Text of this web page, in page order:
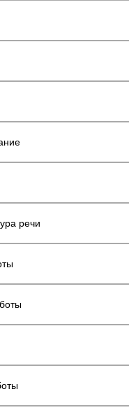
речи